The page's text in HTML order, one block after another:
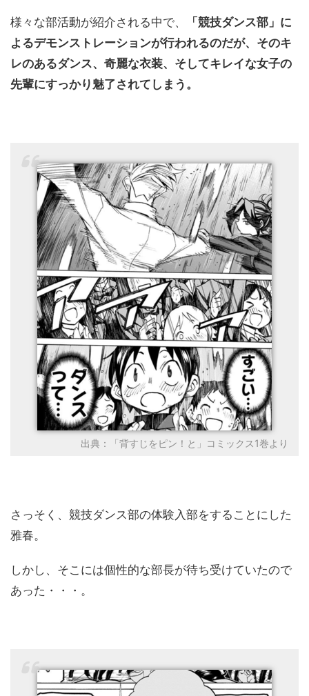
様々な部活動が紹介される中で、
「競技ダンス部」に
よるデモンストレーションが行われるのだが、そのキ
レのあるダンス、奇麗な衣装、そしてキレイな女子の
先輩にすっかり魅了されてしまう。
出典：「背すじをピン！と」コミックス1巻より
さっそく、競技ダンス部の体験入部をすることにした
雅春。
しかし、そこには個性的な部長が待ち受けていたので
あった・・・。